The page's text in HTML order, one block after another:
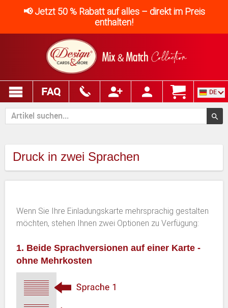
📢 Jetzt 50 % Rabatt auf alles – direkt im Preis
enthalten!
FAQ DE
Druck in zwei Sprachen
Wenn Sie Ihre Einladungskarte mehrsprachig gestalten
möchten, stehen Ihnen zwei Optionen zu Verfügung:
1. Beide Sprachversionen auf einer Karte -
ohne Mehrkosten